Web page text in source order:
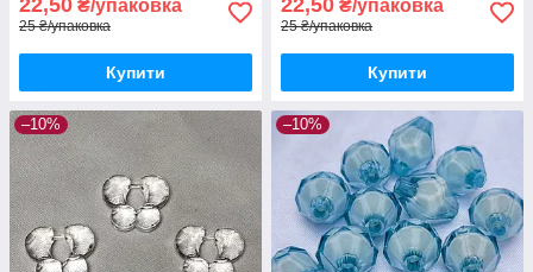
₴/упаковка
25 ₴/упаковка
Купити
₴/упаковка
25 ₴/упаковка
Купити
–10% –10%